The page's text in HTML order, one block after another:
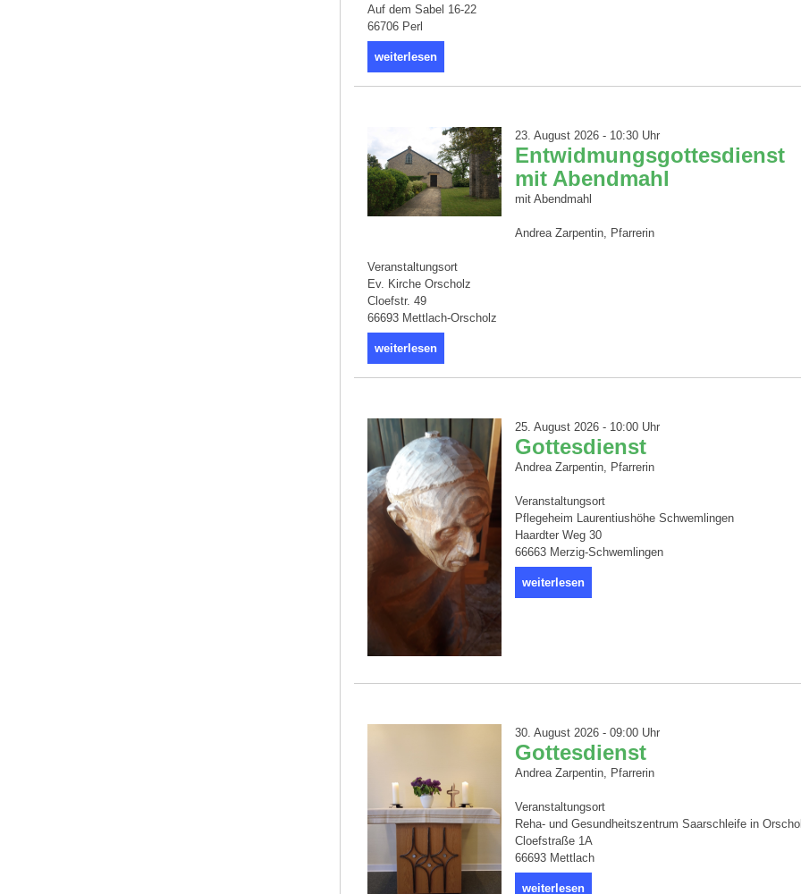
Auf dem Sabel 16-22
66706 Perl
weiterlesen
23. August 2026 - 10:30 Uhr
Entwidmungsgottesdienst
mit Abendmahl
mit Abendmahl
Andrea Zarpentin, Pfarrerin
Veranstaltungsort
Ev. Kirche Orscholz
Cloefstr. 49
66693 Mettlach-Orscholz
weiterlesen
25. August 2026 - 10:00 Uhr
Gottesdienst
Andrea Zarpentin, Pfarrerin
Veranstaltungsort
Pflegeheim Laurentiushöhe Schwemlingen
Haardter Weg 30
66663 Merzig-Schwemlingen
weiterlesen
30. August 2026 - 09:00 Uhr
Gottesdienst
Andrea Zarpentin, Pfarrerin
Veranstaltungsort
Reha- und Gesundheitszentrum Saarschleife in
Cloefstraße 1A
66693 Mettlach
weiterlesen